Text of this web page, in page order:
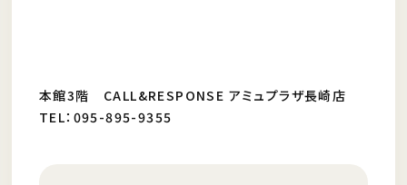
本館3階 CALL&RESPONSE アミュプラザ長崎店
TEL：095-895-9355